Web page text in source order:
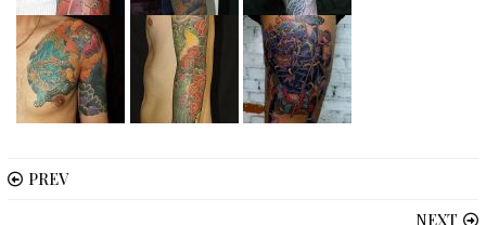
PREV
NEXT